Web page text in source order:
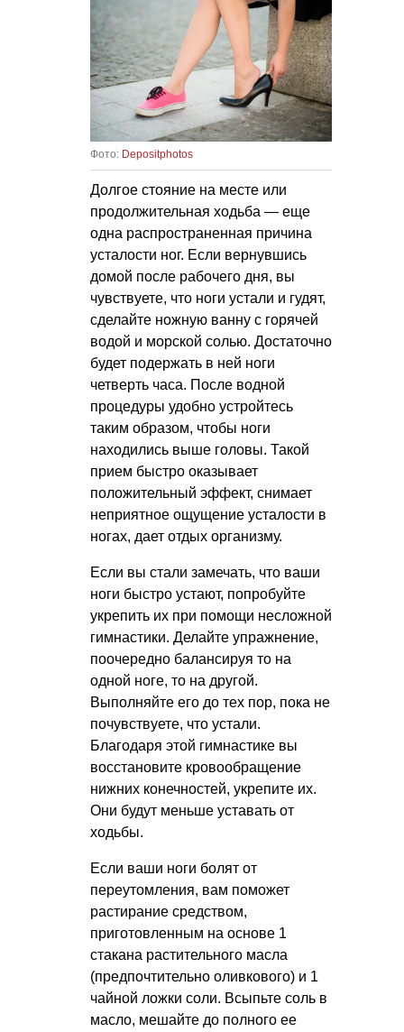
Фото: Depositphotos
Долгое стояние на месте или
продолжительная ходьба — еще
одна распространенная причина
усталости ног. Если вернувшись
домой после рабочего дня, вы
чувствуете, что ноги устали и гудят,
сделайте ножную ванну с горячей
водой и морской солью. Достаточно
будет подержать в ней ноги
четверть часа. После водной
процедуры удобно устройтесь
таким образом, чтобы ноги
находились выше головы. Такой
прием быстро оказывает
положительный эффект, снимает
неприятное ощущение усталости в
ногах, дает отдых организму.
Если вы стали замечать, что ваши
ноги быстро устают, попробуйте
укрепить их при помощи несложной
гимнастики. Делайте упражнение,
поочередно балансируя то на
одной ноге, то на другой.
Выполняйте его до тех пор, пока не
почувствуете, что устали.
Благодаря этой гимнастике вы
восстановите кровообращение
нижних конечностей, укрепите их.
Они будут меньше уставать от
ходьбы.
Если ваши ноги болят от
переутомления, вам поможет
растирание средством,
приготовленным на основе 1
стакана растительного масла
(предпочтительно оливкового) и 1
чайной ложки соли. Всыпьте соль в
масло, мешайте до полного ее